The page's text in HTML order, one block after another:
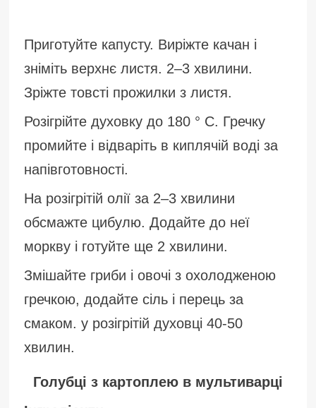
Приготуйте капусту. Виріжте качан і
зніміть верхнє листя. 2–3 хвилини.
Зріжте товсті прожилки з листя.
Розігрійте духовку до 180 ° С. Гречку
промийте і відваріть в киплячій воді за
напівготовності.
На розігрітій олії за 2–3 хвилини
обсмажте цибулю. Додайте до неї
моркву і готуйте ще 2 хвилини.
Змішайте гриби і овочі з охолодженою
гречкою, додайте сіль і перець за
смаком. у розігрітій духовці 40-50
хвилин.
Голубці з картоплею в мультиварці